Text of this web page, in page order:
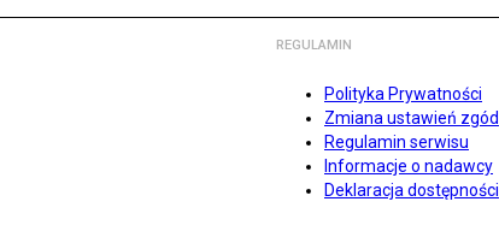
REGULAMIN
Polityka Prywatności
Zmiana ustawień zgód
Regulamin serwisu
Informacje o nadawcy
Deklaracja dostępności